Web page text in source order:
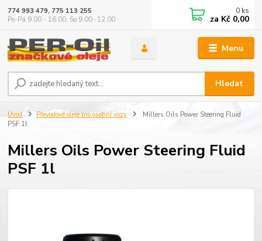
Menu
Hledat
774 993 479, 775 113 255
Po-Pá 9.00 - 16.00, So 9.00 -12.00
0 ks
za Kč 0,00
Úvod Převodové oleje pro osobní vozy
Millers Oils Power Steering Fluid
PSF 1l
Millers Oils Power Steering Fluid
PSF 1l